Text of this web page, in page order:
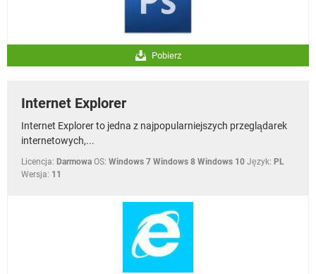
Pobierz
Internet Explorer
Internet Explorer to jedna z najpopularniejszych przeglądarek
internetowych,...
Licencja: Darmowa OS: Windows 7 Windows 8 Windows 10 Język: PL
Wersja: 11